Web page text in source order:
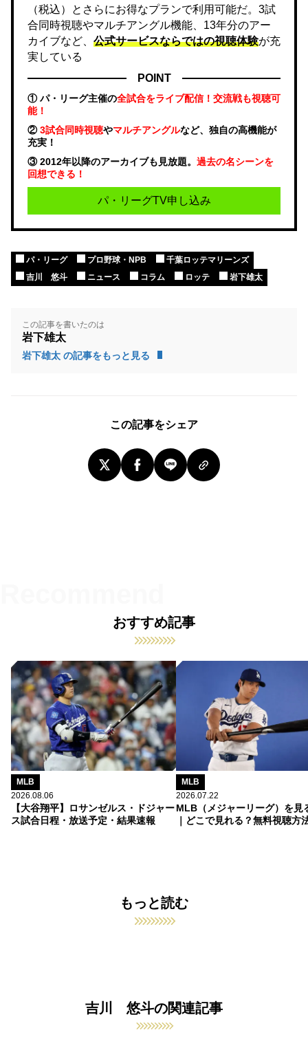
（税込）とさらにお得なプランで利用可能だ。3試
合同時視聴やマルチアングル機能、13年分のアー
カイブなど、 公式サービスならではの視聴体験が充
実している
POINT
① パ・リーグ主催の全試合をライブ配信！交流戦も視聴可
能！
②3試合同時視聴やマルチアングルなど、独自の高機能が
充実！
③ 2012年以降のアーカイブも見放題。 過去の名シーンを
回想できる！
パ・リーグTV申し込み
パ・リーグ プロ野球・NPB
千葉ロッテマリーンズ
吉川 悠斗
ニュース コラム ロッテ 岩下雄太
この記事を書いたのは
岩下雄太
岩下雄太 の記事をもっと見る
この記事をシェア
おすすめ記事
MLB
2026.08.06
【大谷翔平】ロサンゼルス・ドジャー
ス試合日程・放送予定・結果速報
MLB
2026.07.22
MLB（メジャーリーグ）を見
｜どこで見れる？無料視聴方
もっと読む
吉川 悠斗の関連記事